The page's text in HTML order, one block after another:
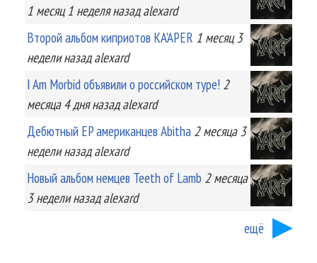
1 месяц 1 неделяназад alexard
Второй альбом киприотов KA'APER 1 месяц 3
неделиназад alexard
I Am Morbid объявили о российском туре! 2
месяца 4 дняназад alexard
Дебютный EP американцев Abitha 2 месяца 3
неделиназад alexard
Новый альбом немцев Teeth of Lamb 2 месяца
3 неделиназад alexard
ещё